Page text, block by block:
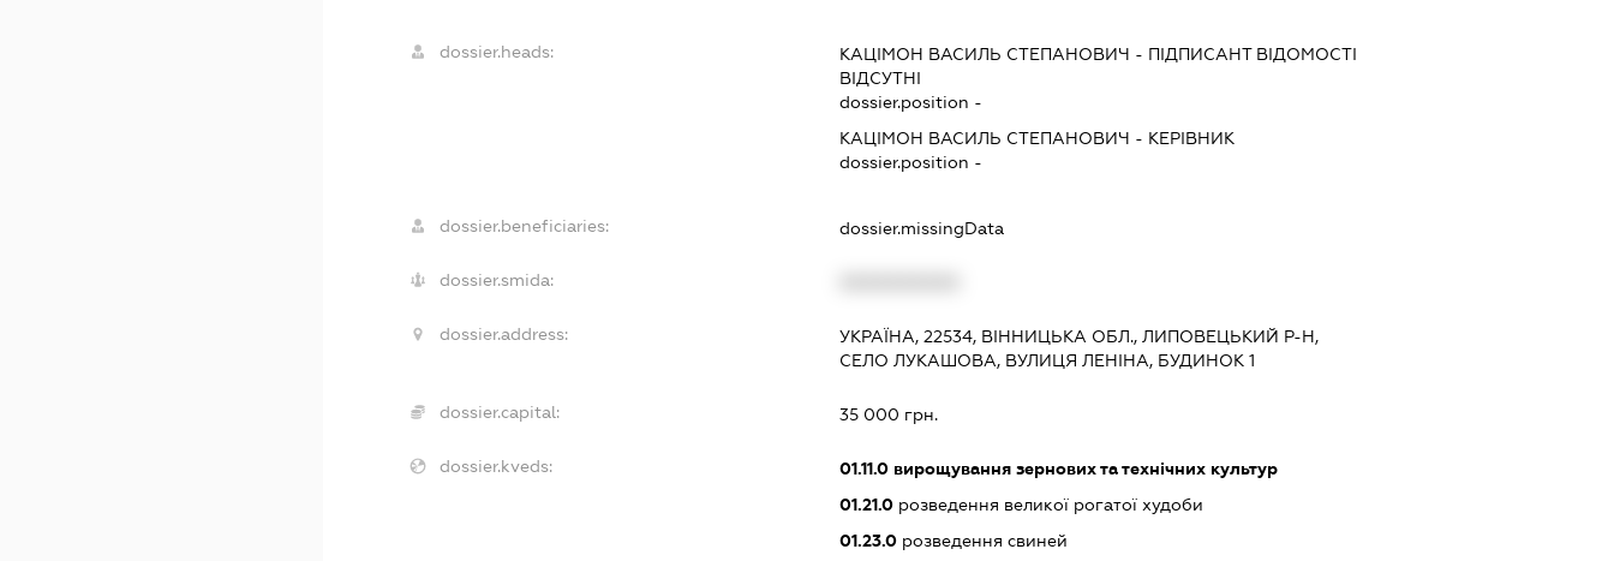
dossier.heads: КАЦІМОН ВАСИЛЬ СТЕПАНОВИЧ - ПІДПИСАНТВІДОМОСТІ
ВІДСУТНІ
dossier.position -
КАЦІМОН ВАСИЛЬ СТЕПАНОВИЧ - КЕРІВНИК
dossier.position -
dossier.beneficiaries: dossier.missingData
dossier.smida:
dossier.address:
УКРАЇНА, 22534, ВІННИЦЬКА ОБЛ., ЛИПОВЕЦЬКИЙ Р-Н,
СЕЛО ЛУКАШОВА, ВУЛИЦЯ ЛЕНІНА, БУДИНОК 1
dossier.capital: 35 000 грн.
dossier.kveds: 01.11.0 вирощування зернових та технічних культур
01.21.0 розведення великої рогатої худоби
01.23.0 розведення свиней